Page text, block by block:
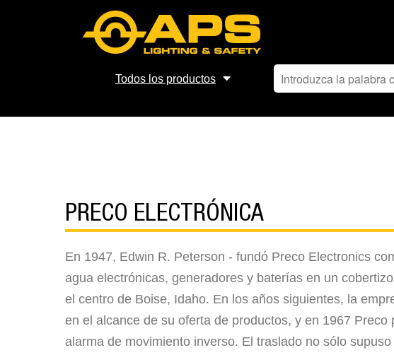
Todos los productos
PRECO ELECTRÓNICA
En 1947, Edwin R. Peterson - fundó Preco Electronics
agua electrónicas, generadores y baterías en un
el centro de Boise, Idaho. En los años siguientes, la
en el alcance de su oferta de productos, y en 1967
alarma de movimiento inverso. El traslado no sólo